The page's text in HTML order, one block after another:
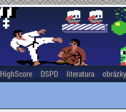
HighScore DSPD literatura obrázky